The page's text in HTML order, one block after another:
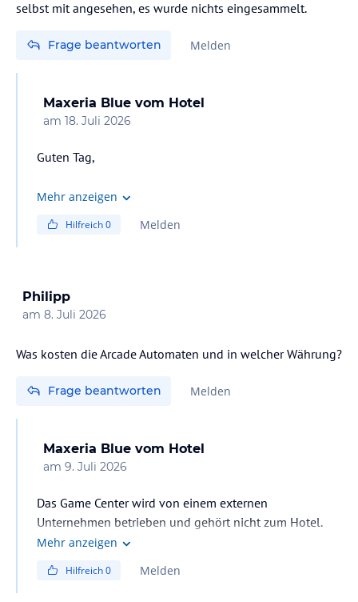
selbst mit angesehen, es wurde nichts eingesammelt.
Frage beantworten Melden
Maxeria Blue vom Hotel
am 18. Juli 2026
Guten Tag,
in unserem Hotel gibt es grundsätzlich kein System zur
entgegenzuwirken, wurden in den öffentlichen
Mehr anzeigen
Hilfreich0 Melden
Philipp
am 8. Juli 2026
Was kosten die Arcade Automaten und in welcher Währung?
Frage beantworten Melden
Maxeria Blue vom Hotel
am 9. Juli 2026
Das Game Center wird von einem externen
Unternehmen betrieben und gehört nicht zum Hotel.
Daher verfügen wir leider über keine genauen
funktionieren mit Jetons. Für den Kauf der Jetons
Mehr anzeigen
Hilfreich0 Melden